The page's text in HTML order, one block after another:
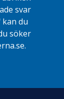
svar
du
söker